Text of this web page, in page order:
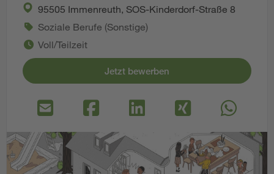
95505 Immenreuth, SOS-Kinderdorf-Straße 8
Soziale Berufe (Sonstige)
Voll/Teilzeit
Jetzt bewerben